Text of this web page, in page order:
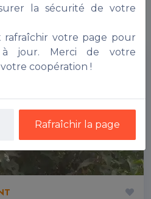
propriété
la sécurité de votre
rafraîchir votre page pour
jour. Merci de votre
coopération !
Rafraîchir la page